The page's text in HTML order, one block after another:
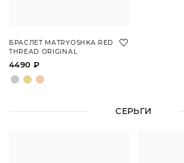
БРАСЛЕТ MATRYOSHKA RED
THREAD ORIGINAL
4490 ₽
СЕРЬГИ